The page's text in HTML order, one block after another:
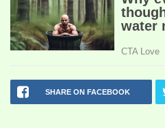
SHARE ON FACEBOOK